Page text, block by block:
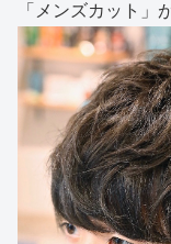
「メンズカット」